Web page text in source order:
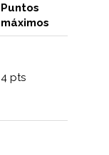
Puntos
máximos
4 pts